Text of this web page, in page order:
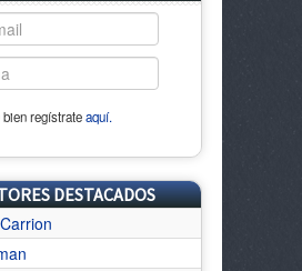
bien regístrateaquí.
DESTACADOS